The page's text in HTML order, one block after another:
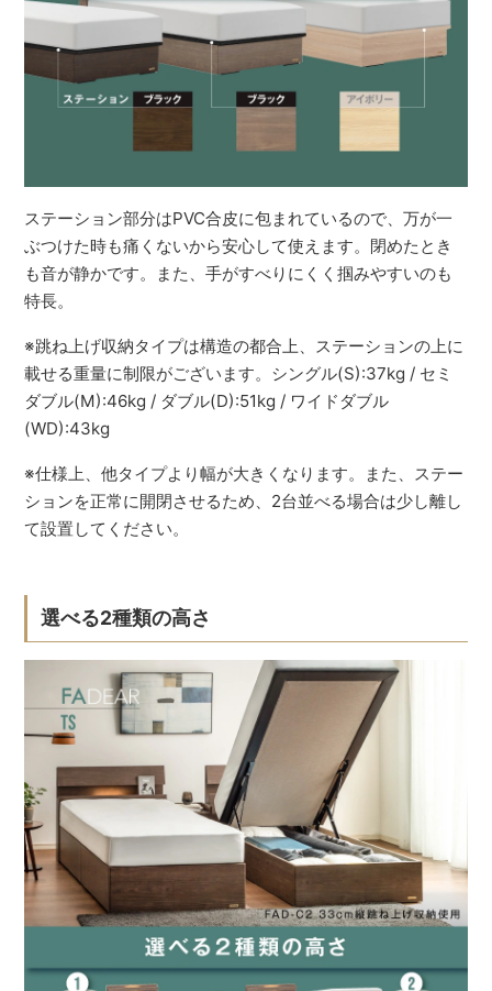
ステーション部分はPVC合皮に包まれているので、万が一
ぶつけた時も痛くないから安心して使えます。閉めたとき
も音が静かです。また、手がすべりにくく掴みやすいのも
特長。
※跳ね上げ収納タイプは構造の都合上、ステーションの上に
載せる重量に制限がございます。シングル(S):37kg / セミ
ダブル(M):46kg / ダブル(D):51kg / ワイドダブル
(WD):43kg
※仕様上、他タイプより幅が大きくなります。また、ステー
ションを正常に開閉させるため、2台並べる場合は少し離し
て設置してください。
選べる2種類の高さ